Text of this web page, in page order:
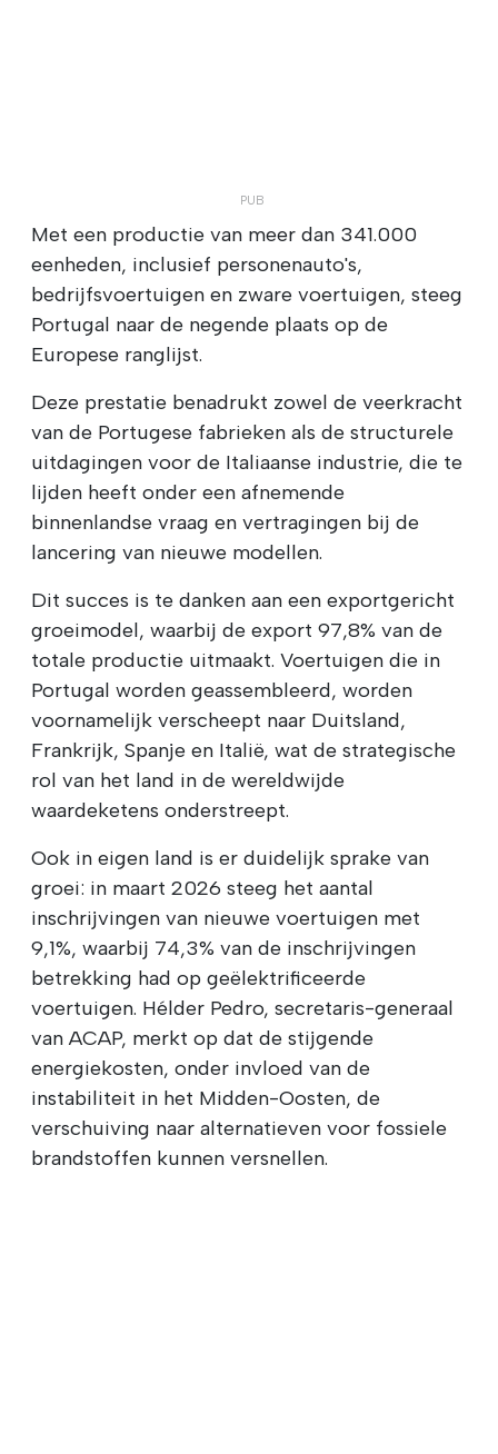
Met een productie van meer dan 341.000
eenheden, inclusief personenauto's,
bedrijfsvoertuigen en zware voertuigen, steeg
Portugal naar de negende plaats op de
Europese ranglijst.
Deze prestatie benadrukt zowel de veerkracht
van de Portugese fabrieken als de structurele
uitdagingen voor de Italiaanse industrie, die te
lijden heeft onder een afnemende
binnenlandse vraag en vertragingen bij de
lancering van nieuwe modellen.
Dit succes is te danken aan een exportgericht
groeimodel, waarbij de export 97,8% van de
totale productie uitmaakt. Voertuigen die in
Portugal worden geassembleerd, worden
voornamelijk verscheept naar Duitsland,
Frankrijk, Spanje en Italië, wat de strategische
rol van het land in de wereldwijde
waardeketens onderstreept.
Ook in eigen land is er duidelijk sprake van
groei: in maart 2026 steeg het aantal
inschrijvingen van nieuwe voertuigen met
9,1%, waarbij 74,3% van de inschrijvingen
betrekking had op geëlektrificeerde
voertuigen. Hélder Pedro, secretaris-generaal
van ACAP, merkt op dat de stijgende
energiekosten, onder invloed van de
instabiliteit in het Midden-Oosten, de
verschuiving naar alternatieven voor fossiele
brandstoffen kunnen versnellen.